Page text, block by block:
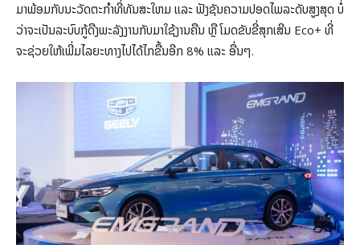
ມາພ້ອມກັບນະວັດຕະກຳທີ່ທັນສະໃຫມ ແລະ ຟັງຊັນຄວາມປອດໄພລະດັບສູງສຸດ ບໍ່
ວ່າຈະເປັນລະບົບກູ້ດືງພະລັງງານກັບມາໃຊ້ງານຄືນ ຫຼື ໂມດຂັບຂີ່ສຸກເສີນ Eco+ ທີ່
ຈະຊ່ວຍໃຫ້ເພີ່ມໄລຍະທາງໄປໄດ້ໄກຂື້ນອີກ 8% ແລະ ອື່ນໆ.